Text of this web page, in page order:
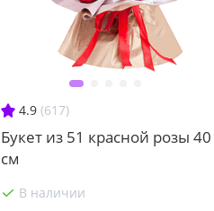
4.9 (617)
Букет из 51 красной розы 40
см
В наличии